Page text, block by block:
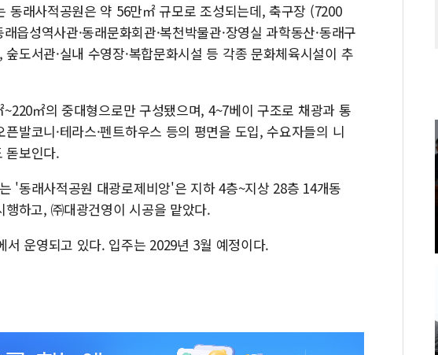
동래사적공원은 약 56만㎡ 규모로 조성되는데, 축구장 (7200
읍성역사관·동래문화회관·복천박물관·장영실 과학동산·동래구
도서관·실내 수영장·복합문화시설 등 각종 문화체육시설이 추
㎡의 중대형으로만 구성됐으며, 4~7베이 구조로 채광과 통
발코니·테라스·펜트하우스 등의 평면을 도입, 수요자들의 니
돋보인다.
'동래사적공원 대광로제비앙'은 지하 4층~지상 28층 14개동
하고, ㈜대광건영이 시공을 맡았다.
운영되고 있다. 입주는 2029년 3월 예정이다.